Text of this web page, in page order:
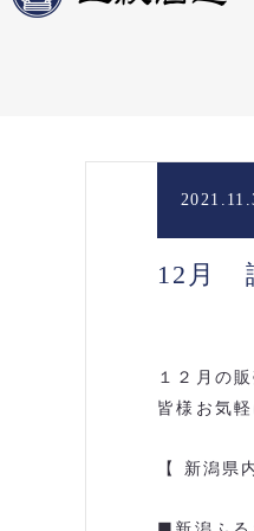
12月
１２月の
皆様お気
【 新潟県